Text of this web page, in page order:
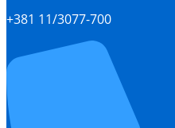
+381 11/3077-700